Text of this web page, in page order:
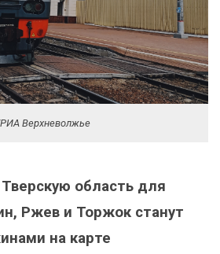
Верхневолжье
область для
Ржев и Торжок станут
на карте